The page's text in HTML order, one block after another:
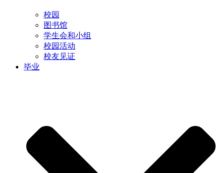
校园
图书馆
学生会和小组
校园活动
校友见证
毕业